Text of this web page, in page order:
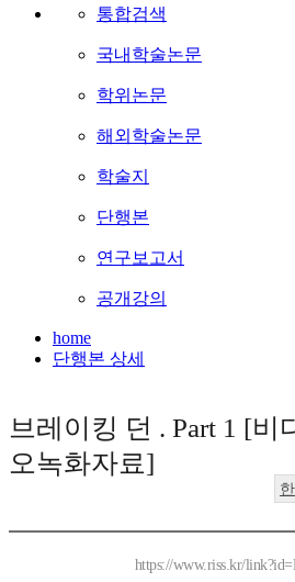
통합검색
국내학술논문
학위논문
해외학술논문
학술지
단행본
연구보고서
공개강의
home
단행본 상세
브레이킹 던 . Part 1 [비
오녹화자료]
https://www.riss.kr/